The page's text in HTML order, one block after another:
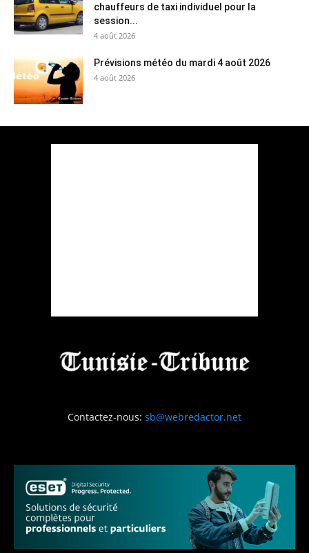
chauffeurs de taxi individuel pour la
session...
4 août 2026
Prévisions météo du mardi 4 août 2026
4 août 2026
Contactez-nous: sb@webredactor.net